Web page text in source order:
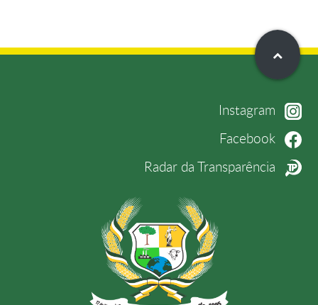
Instagram
Facebook
Radar da Transparência